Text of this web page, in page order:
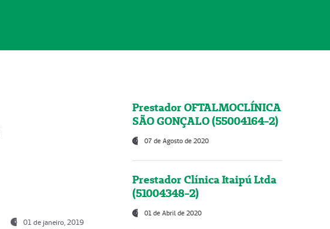
01 de janeiro, 2019
Prestador OFTALMOCLÍNICA
SÃO GONÇALO (55004164-2)
07 de Agosto de 2020
Prestador Clínica Itaipú Ltda
(51004348-2)
01 de Abril de 2020